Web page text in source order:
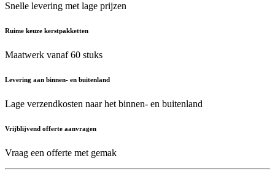
Snelle levering met lage prijzen
Ruime keuze kerstpakketten
Maatwerk vanaf 60 stuks
Levering aan binnen- en buitenland
Lage verzendkosten naar het binnen- en buitenland
Vrijblijvend offerte aanvragen
Vraag een offerte met gemak